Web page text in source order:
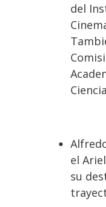
del
el
su